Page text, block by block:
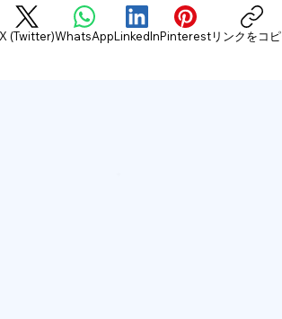
X (Twitter)WhatsAppLinkedInPinterestリンクをコ